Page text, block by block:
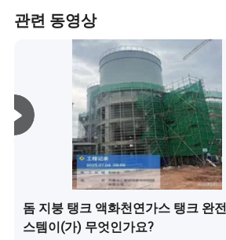
이 회사를 행복의 플랫폼으로 만들어
공유하고 실현하도록 합니다. 그리고
전에 기여하기" 사명을 위해 AUYAN은
속하고, 지속 가능한 개발을 주장하며,
지 혁명의 리더가 될 수 있도록 결정합
관련 동영상
돔 지붕 탱크 액화천연가스 탱크 완
스템이(가) 무엇인가요?